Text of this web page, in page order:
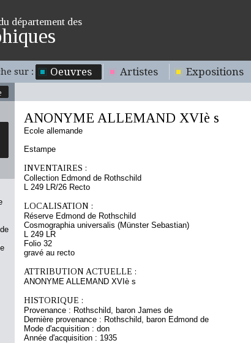
département des
sur : Oeuvres Artistes Expositions
ANONYME ALLEMAND XVIè s
Ecole allemande
Estampe
INVENTAIRES :
Collection Edmond de Rothschild
L 249 LR/26 Recto
LOCALISATION :
Réserve Edmond de Rothschild
Cosmographia universalis (Münster Sebastian)
L 249 LR
Folio 32
gravé au recto
ATTRIBUTION ACTUELLE :
ANONYME ALLEMAND XVIè s
HISTORIQUE :
Provenance : Rothschild, baron James de
Dernière provenance : Rothschild, baron Edmond de
Mode d'acquisition : don
Année d'acquisition : 1935